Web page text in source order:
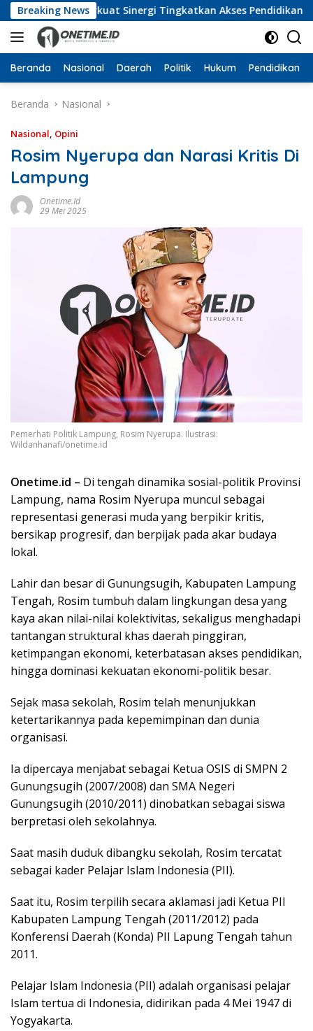
Langsung
ke
konten
Breaking News
Perkuat Sinergi Tingkatkan Akses Pendidikan Tinggi
Beranda Nasional Daerah Politik Hukum Pendidikan
Beranda Nasional
Nasional, Opini
Rosim Nyerupa dan Narasi Kritis Di
Lampung
Onetime.id
29 Mei 2025
Pemerhati Politik Lampung, Rosim Nyerupa. Ilustrasi:
Wildanhanafi/onetime.id
Onetime.id – Di tengah dinamika sosial-politik Provinsi
Lampung, nama Rosim Nyerupa muncul sebagai
representasi generasi muda yang berpikir kritis,
bersikap progresif, dan berpijak pada akar budaya
lokal.
Lahir dan besar di Gunungsugih, Kabupaten Lampung
Tengah, Rosim tumbuh dalam lingkungan desa yang
kaya akan nilai-nilai kolektivitas, sekaligus menghadapi
tantangan struktural khas daerah pinggiran,
ketimpangan ekonomi, keterbatasan akses pendidikan,
hingga dominasi kekuatan ekonomi-politik besar.
Sejak masa sekolah, Rosim telah menunjukkan
ketertarikannya pada kepemimpinan dan dunia
organisasi.
Ia dipercaya menjabat sebagai Ketua OSIS di SMPN 2
Gunungsugih (2007/2008) dan SMA Negeri
Gunungsugih (2010/2011) dinobatkan sebagai siswa
berpretasi oleh sekolahnya.
Saat masih duduk dibangku sekolah, Rosim tercatat
sebagai kader Pelajar Islam Indonesia (PII).
Saat itu, Rosim terpilih secara aklamasi jadi Ketua PII
Kabupaten Lampung Tengah (2011/2012) pada
Konferensi Daerah (Konda) PII Lapung Tengah tahun
2011.
Pelajar Islam Indonesia (PII) adalah organisasi pelajar
Islam tertua di Indonesia, didirikan pada 4 Mei 1947 di
Yogyakarta.